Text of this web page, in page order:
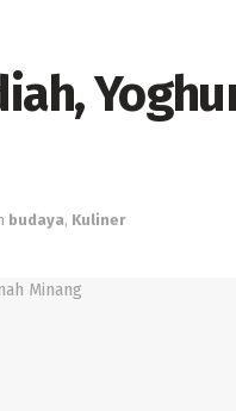
budaya, Kuliner